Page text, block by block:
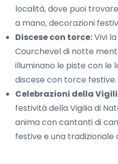
località, dove puoi
a mano, decorazioni
Discese con torce:Vivi
Courchevel di notte
illuminano le piste con le
discese con torce festive.
Celebrazioni della
festività della Vigilia di
anima con cantanti di
festive e una tradizionale